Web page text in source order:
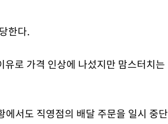
한다.
로 가격 인상에 나섰지만 맘스터치는
서도 직영점의 배달 주문을 일시 중단